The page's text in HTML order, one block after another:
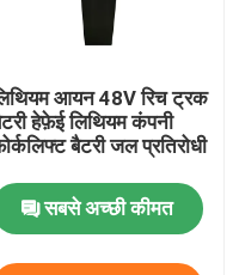
आयन 48V रिच ट्रक
हेफ़ेई लिथियम कंपनी
बैटरी जल प्रतिरोधी
सबसे अच्छी कीमत